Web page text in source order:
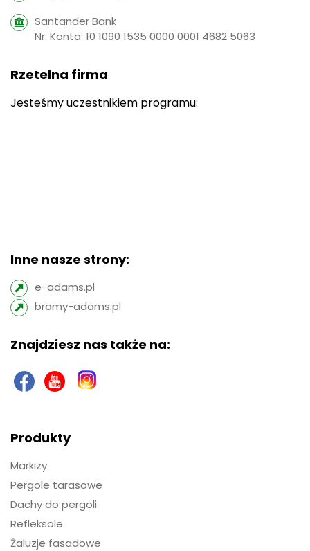
Santander Bank
Nr. Konta: 10 1090 1535 0000 0001 4682 5063
Rzetelna firma
Jesteśmy uczestnikiem programu:
Inne nasze strony:
e-adams.pl
bramy-adams.pl
Znajdziesz nas także na:
Produkty
Markizy
Pergole tarasowe
Dachy do pergoli
Refleksole
Żaluzje fasadowe